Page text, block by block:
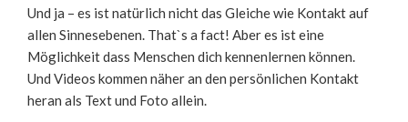
Und ja – es ist natürlich nicht das Gleiche wie Kontakt auf
allen Sinnesebenen. That`s a fact! Aber es ist eine
Möglichkeit dass Menschen dich kennenlernen können.
Und Videos kommen näher an den persönlichen Kontakt
heran als Text und Foto allein.